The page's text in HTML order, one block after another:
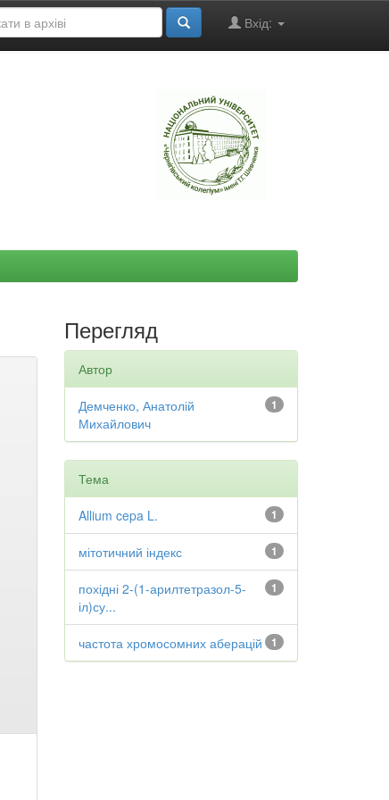
Вхід:
Перегляд
Автор
1
Демченко, Анатолій
Михайлович
Тема
1
Allium cepa L.
1
мітотичний індекс
1
похідні 2-(1-арилтетразол-5-
іл)су...
1
частота хромосомних аберацій